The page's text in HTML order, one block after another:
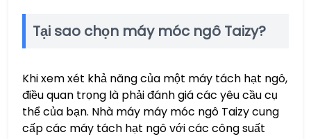
Tại sao chọn máy móc ngô Taizy?
Khi xem xét khả năng của một máy tách hạt ngô,
điều quan trọng là phải đánh giá các yêu cầu cụ
thể của bạn. Nhà máy máy móc ngô Taizy cung
cấp các máy tách hạt ngô với các công suất